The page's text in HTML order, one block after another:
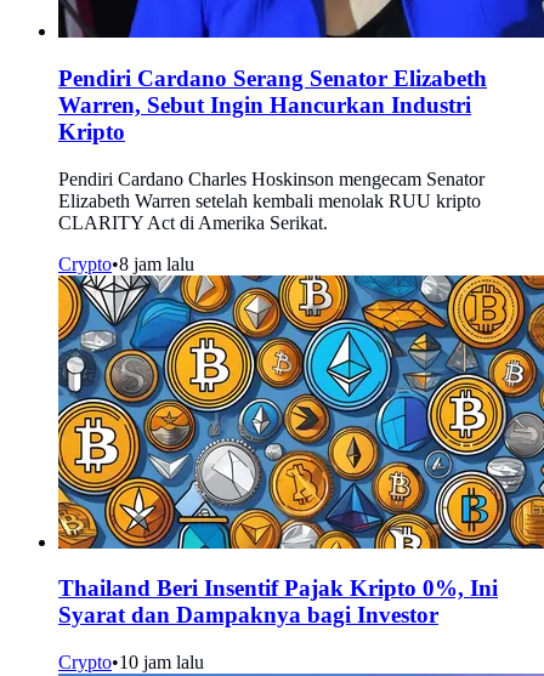
Pendiri Cardano Serang Senator Elizabeth
Warren, Sebut Ingin Hancurkan Industri
Kripto
Pendiri Cardano Charles Hoskinson mengecam Senator
Elizabeth Warren setelah kembali menolak RUU kripto
CLARITY Act di Amerika Serikat.
Crypto•8 jam lalu
Thailand Beri Insentif Pajak Kripto 0%, Ini
Syarat dan Dampaknya bagi Investor
Crypto•10 jam lalu